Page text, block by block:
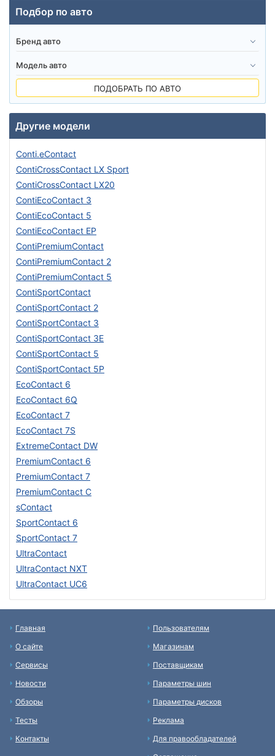
Подбор по авто
ПОДОБРАТЬ ПО АВТО
Другие модели
Conti.eContact
ContiCrossContact LX Sport
ContiCrossContact LX20
ContiEcoContact 3
ContiEcoContact 5
ContiEcoContact EP
ContiPremiumContact
ContiPremiumContact 2
ContiPremiumContact 5
ContiSportContact
ContiSportContact 2
ContiSportContact 3
ContiSportContact 3E
ContiSportContact 5
ContiSportContact 5P
EcoContact 6
EcoContact 6Q
EcoContact 7
EcoContact 7S
ExtremeContact DW
PremiumContact 6
PremiumContact 7
PremiumContact C
sContact
SportContact 6
SportContact 7
UltraContact
UltraContact NXT
UltraContact UC6
Главная
О сайте
Сервисы
Новости
Обзоры
Тесты
Контакты
Пользователям
Магазинам
Поставщикам
Параметры шин
Параметры дисков
Реклама
Для правообладателей